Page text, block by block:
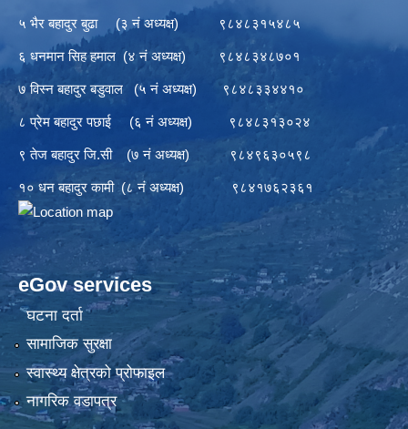
५ भैर बहादुर बुढा (३ नं अध्यक्ष) ९८४८३१५४८५
६ धनमान सिह हमाल (४ नं अध्यक्ष) ९८४८३४८७०१
७ विस्न बहादुर बडुवाल (५ नं अध्यक्ष) ९८४८३३४४१०
८ प्रेम बहादुर पछाई (६ नं अध्यक्ष) ९८४८३१३०२४
९ तेज बहादुर जि.सी (७ नं अध्यक्ष) ९८४९६३०५९८
१० धन बहादुर कामी (८ नं अध्यक्ष) ९८४१७६२३६१
eGov services
घटना दर्ता
सामाजिक सुरक्षा
स्वास्थ्य क्षेत्रको प्रोफाइल
नागरिक वडापत्र